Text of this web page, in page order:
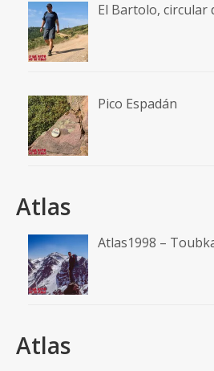
El Bartolo, circular
Pico Espadán
Atlas
Atlas1998 –
Atlas